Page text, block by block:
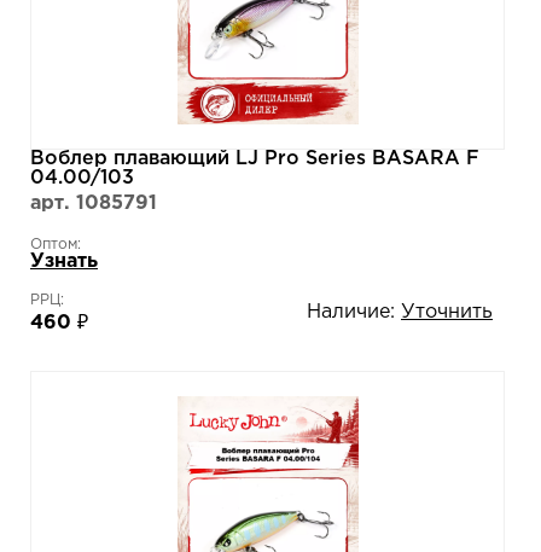
Воблер плавающий LJ Pro Series BASARA F
04.00/103
арт. 1085791
Оптом:
Узнать
РРЦ:
460 ₽
Наличие: Уточнить